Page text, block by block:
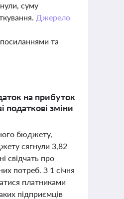
суму
Джерело
та
на прибуток
зміни
бюджету,
сягнули 3,82
свідчать про
потреб. З 1 січня
платниками
підприємців